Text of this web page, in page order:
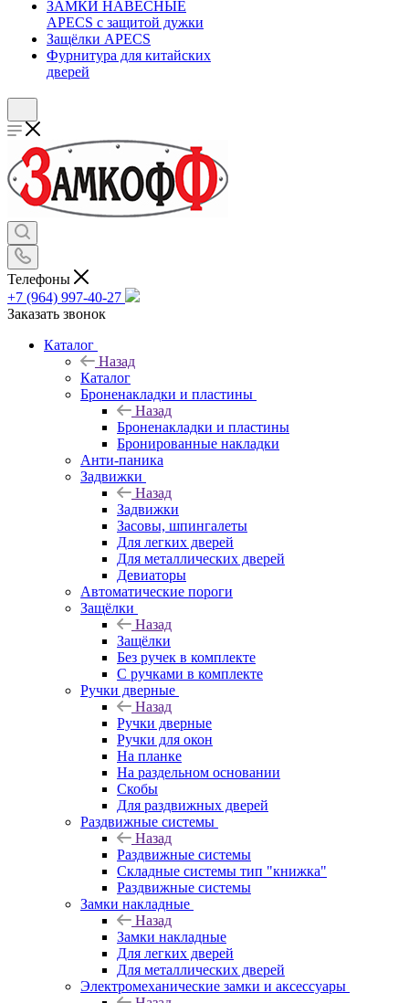
ЗАМКИ НАВЕСНЫЕ
APECS с защитой дужки
Защёлки APECS
Фурнитура для китайских
дверей
Телефоны
+7 (964) 997-40-27
Заказать звонок
Каталог
Назад
Каталог
Броненакладки и пластины
Назад
Броненакладки и пластины
Бронированные накладки
Анти-паника
Задвижки
Назад
Задвижки
Засовы, шпингалеты
Для легких дверей
Для металлических дверей
Девиаторы
Автоматические пороги
Защёлки
Назад
Защёлки
Без ручек в комплекте
С ручками в комплекте
Ручки дверные
Назад
Ручки дверные
Ручки для окон
На планке
На раздельном основании
Скобы
Для раздвижных дверей
Раздвижные системы
Назад
Раздвижные системы
Складные системы тип "книжка"
Раздвижные системы
Замки накладные
Назад
Замки накладные
Для легких дверей
Для металлических дверей
Электромеханические замки и аксессуары